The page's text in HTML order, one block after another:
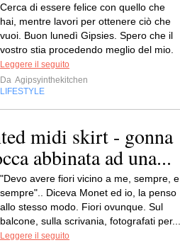
Cerca di essere felice con quello che
hai, mentre lavori per ottenere ciò che
vuoi. Buon lunedì Gipsies. Spero che il
vostro stia procedendo meglio del mio.
Leggere il seguito
Da Agipsyinthekitchen
LIFESTYLE
midi skirt - gonna
abbinata ad una...
"Devo avere fiori vicino a me, sempre, e
sempre".. Diceva Monet ed io, la penso
allo stesso modo. Fiori ovunque. Sul
balcone, sulla scrivania, fotografati per...
Leggere il seguito